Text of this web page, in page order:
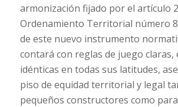
armonización fijado por el artículo
Ordenamiento Territorial número
de este nuevo instrumento
contará con reglas de juego claras,
idénticas en todas sus latitudes,
piso de equidad territorial y legal
pequeños constructores como